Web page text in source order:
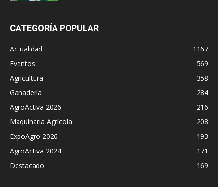
CATEGORÍA POPULAR
Actualidad
1167
Eventos
569
Agricultura
358
Ganadería
284
AgroActiva 2026
216
Maquinaria Agrícola
208
ExpoAgro 2026
193
AgroActiva 2024
171
Destacado
169